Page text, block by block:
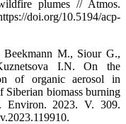
plumes // Atmos.
doi.org/10.5194/acp-
M., Siour G.,
I.N. On the
of organic aerosol in
Siberian biomass burning
Environ. 2023. V. 309.